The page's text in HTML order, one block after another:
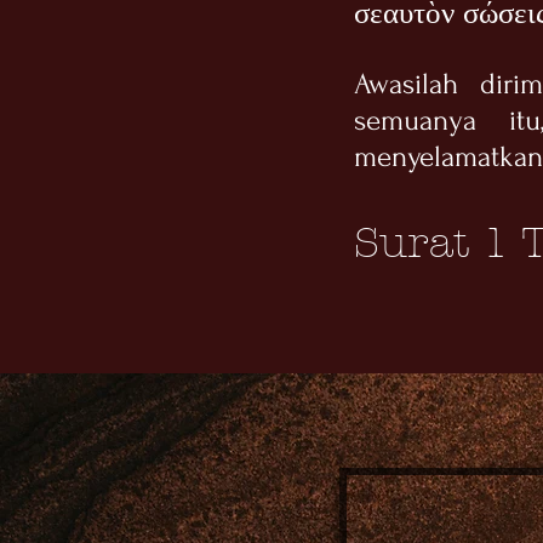
σεαυτὸν
Awasilah
semuanya
Surat 1